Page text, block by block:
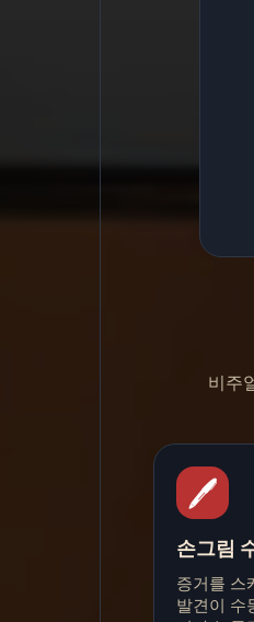
비주
🖊️
손그림
증거를 스
발견이 수